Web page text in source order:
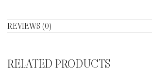
REVIEWS (0)
RELATED PRODUCTS